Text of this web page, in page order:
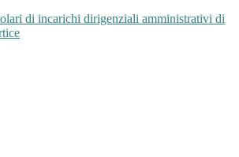
di incarichi dirigenziali amministrativi di